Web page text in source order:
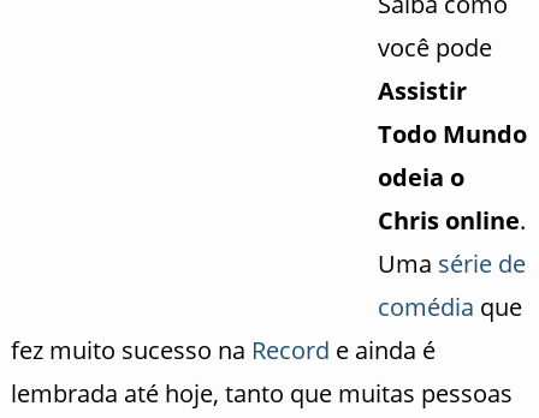
você pode
Assistir
Todo Mundo
odeia o
Chris online.
Uma série de
comédia que
fez muito sucesso na Record e ainda é
lembrada até hoje, tanto que muitas pessoas